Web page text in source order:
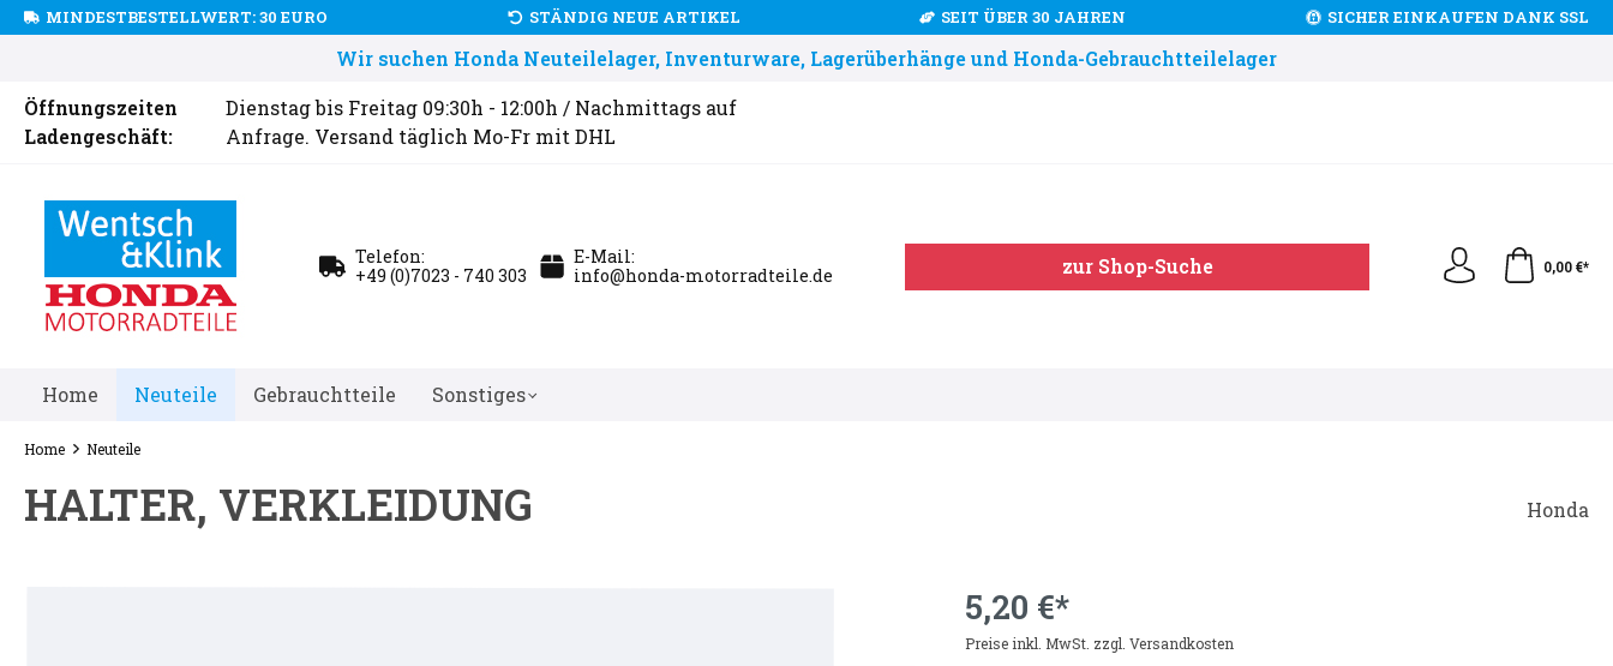
MINDESTBESTELLWERT: 30 EURO STÄNDIG NEUE ARTIKEL SEIT ÜBER 30 JAHREN SICHER EINKAUFEN DANK SSL
Wir suchen Honda Neuteilelager, Inventurware, Lagerüberhänge und Honda-Gebrauchtteilelager
Öffnungszeiten
Ladengeschäft:
Dienstag bis Freitag 09:30h - 12:00h / Nachmittags auf
Anfrage. Versand täglich Mo-Fr mit DHL
Telefon:
+49 (0)7023 - 740 303
E-Mail:
info@honda-motorradteile.de
zur Shop-Suche 0,00 €*
Home Neuteile Gebrauchtteile Sonstiges
Home Neuteile
HALTER, VERKLEIDUNG Honda
5,20 €*
Preise inkl. MwSt. zzgl. Versandkosten